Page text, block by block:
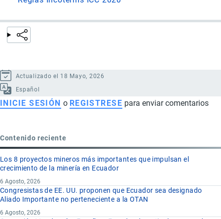
Actualizado el 18 Mayo, 2026
Español
INICIE SESIÓN o REGISTRESE para enviar comentarios
Contenido reciente
Los 8 proyectos mineros más importantes que impulsan el
crecimiento de la minería en Ecuador
6 Agosto, 2026
Congresistas de EE. UU. proponen que Ecuador sea designado
Aliado Importante no perteneciente a la OTAN
6 Agosto, 2026